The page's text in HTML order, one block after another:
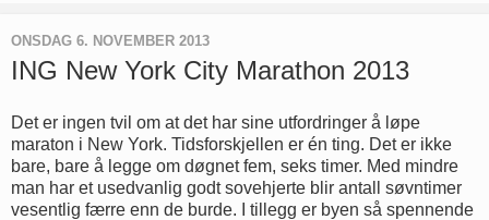
ONSDAG 6. NOVEMBER 2013
ING New York City Marathon 2013
Det er ingen tvil om at det har sine utfordringer å løpe
maraton i New York. Tidsforskjellen er én ting. Det er ikke
bare, bare å legge om døgnet fem, seks timer. Med mindre
man har et usedvanlig godt sovehjerte blir antall søvntimer
vesentlig færre enn de burde. I tillegg er byen så spennende